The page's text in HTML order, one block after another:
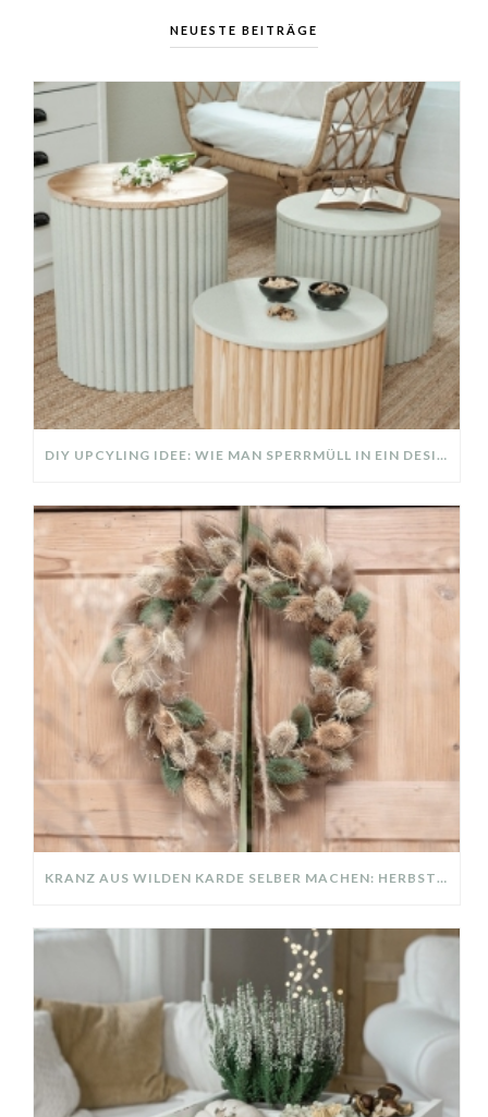
NEUESTE BEITRÄGE
DIY UPCYLING IDEE: WIE MAN SPERRMÜLL IN EIN DESIGNER TEIL VERWANDELT
KRANZ AUS WILDEN KARDE SELBER MACHEN: HERBSTDEKO GANZ EINFACH